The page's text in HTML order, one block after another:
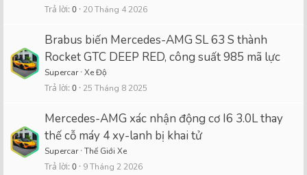
Trả lời 0 20 Tháng 4 2026
Brabus biến Mercedes-AMG SL 63 S thành
Rocket GTC DEEP RED, công suất 985 mã lực
Supercar Xe Độ
Trả lời 0 25 Tháng 8 2025
Mercedes-AMG xác nhận động cơ I6 3.0L thay
thế cỗ máy 4 xy-lanh bị khai tử
Supercar Thế Giới Xe
Trả lời 0 9 Tháng 2 2026